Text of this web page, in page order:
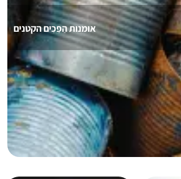
אומנות הַפַּכִּים הקטנים